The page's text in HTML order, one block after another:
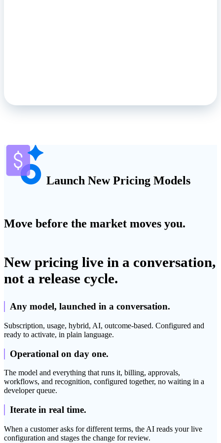
Launch New Pricing Models
Move before the market moves you.
New pricing live in a conversation,
not a release cycle.
Any model, launched in a conversation.
Subscription, usage, hybrid, AI, outcome-based. Configured and
ready to activate, in plain language.
Operational on day one.
The model and everything that runs it, billing, approvals,
workflows, and recognition, configured together, no waiting in a
developer queue.
Iterate in real time.
When a customer asks for different terms, the AI reads your live
configuration and stages the change for review.